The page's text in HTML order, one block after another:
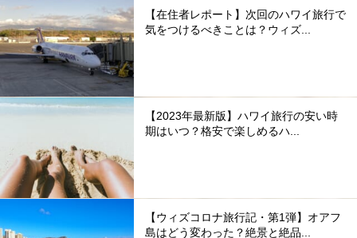
【在住者レポート】次回のハワイ旅行で
気をつけるべきことは？ウィズ...
【2023年最新版】ハワイ旅行の安い時
期はいつ？格安で楽しめるハ...
【ウィズコロナ旅行記・第1弾】オアフ
島はどう変わった？絶景と絶品...